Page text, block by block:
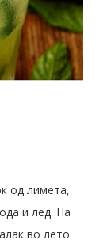
од лимета,
и лед. На
во лето.